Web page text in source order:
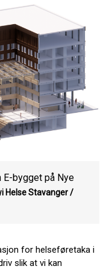
E-bygget på Nye
Helse Stavanger /
for helseføretaka i
slik at vi kan